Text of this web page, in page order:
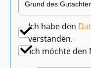
Ich habe den
verstanden.
Ich möchte den